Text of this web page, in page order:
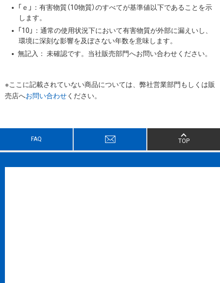
「ｅ」：有害物質（10物質）のすべてが基準値以下であることを示
します。
「10」：通常の使用状況下において有害物質が外部に漏えいし、
環境に深刻な影響を及ぼさない年数を意味します。
無記入： 未確認です。当社販売部門へお問い合わせください。
※ここに記載されていない商品については、弊社営業部門もしくは販
売店へお問い合わせください。
FAQ TOP